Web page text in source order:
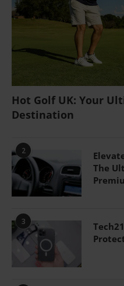
Hot Golf UK: Your
Destination
2
The
3